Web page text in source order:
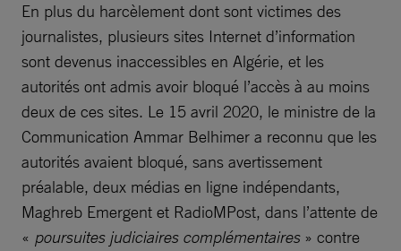
En plus du harcèlement dont sont victimes des
journalistes, plusieurs sites Internet d’information
sont devenus inaccessibles en Algérie, et les
autorités ont admis avoir bloqué l’accès à au moins
deux de ces sites. Le 15 avril 2020, le ministre de la
Communication Ammar Belhimer a reconnu que les
autorités avaient bloqué, sans avertissement
préalable, deux médias en ligne indépendants,
Maghreb Emergent et RadioMPost, dans l’attente de
« poursuites judiciaires complémentaires » contre